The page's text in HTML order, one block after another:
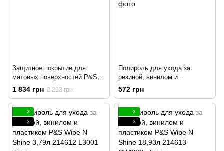
Защитное покрытие для
матовых поверхностей P&S
Matte Finish Protectant 950мл
1 834 грн 2 293 грн
Полироль для ухода за
резиной, винилом и
пластиком P&S Wipe N Shine
473мл 214611
572 грн
3
3
3
3